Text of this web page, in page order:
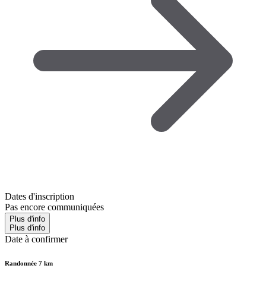
Dates d'inscription
Pas encore communiquées
Plus d'info
Plus d'info
Date à confirmer
Randonnée 7 km